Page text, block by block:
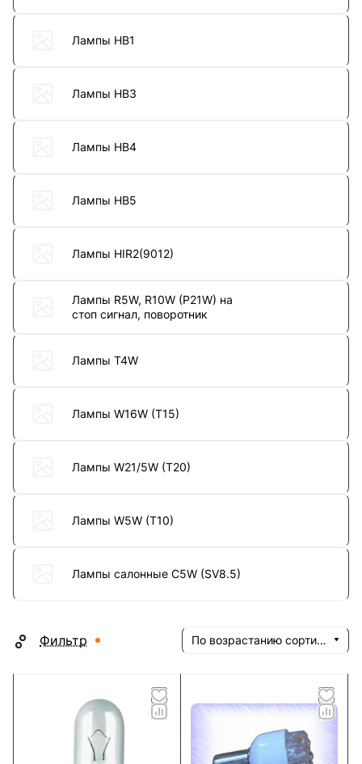
Лампы HB1
Лампы HB3
Лампы HB4
Лампы HB5
Лампы HIR2(9012)
Лампы R5W, R10W (P21W) на
стоп сигнал, поворотник
Лампы T4W
Лампы W16W (T15)
Лампы W21/5W (T20)
Лампы W5W (T10)
Лампы салонные C5W (SV8.5)
Фильтр По возрастанию сортировки